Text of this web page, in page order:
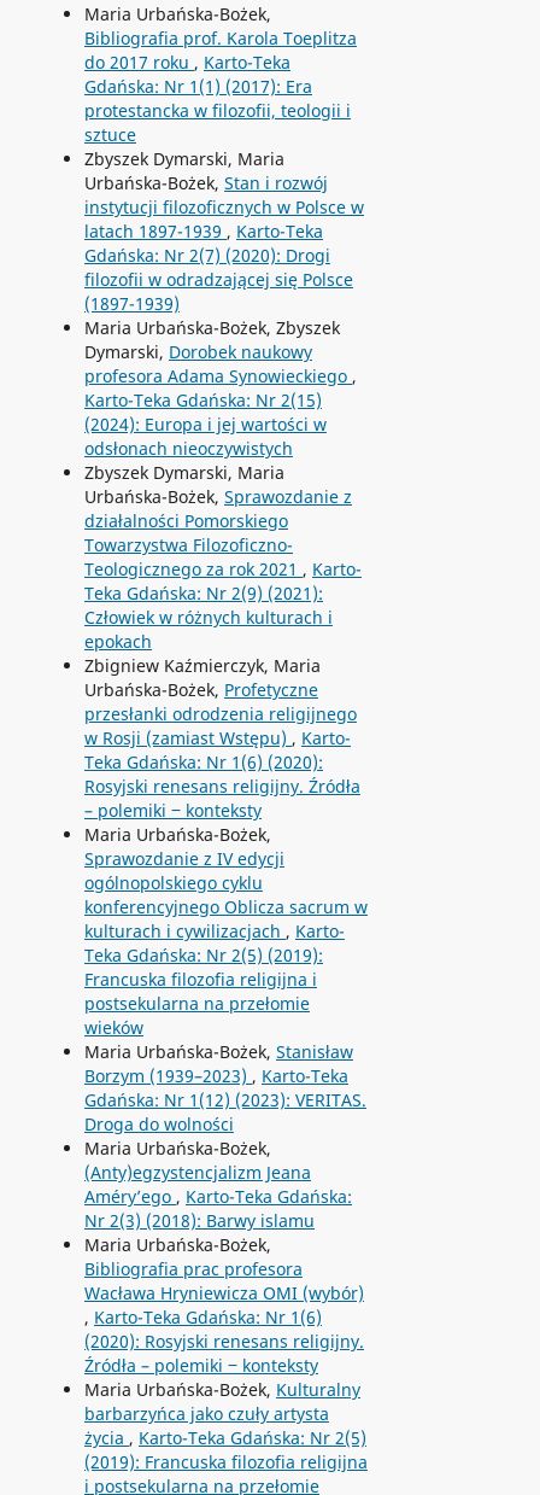
Maria Urbańska-Bożek,
Bibliografia prof. Karola Toeplitza
do 2017 roku , Karto-Teka
Gdańska: Nr 1(1) (2017): Era
protestancka w filozofii, teologii i
sztuce
Zbyszek Dymarski, Maria
Urbańska-Bożek, Stan i rozwój
instytucji filozoficznych w Polsce w
latach 1897-1939 , Karto-Teka
Gdańska: Nr 2(7) (2020): Drogi
filozofii w odradzającej się Polsce
(1897-1939)
Maria Urbańska-Bożek, Zbyszek
Dymarski, Dorobek naukowy
profesora Adama Synowieckiego ,
Karto-Teka Gdańska: Nr 2(15)
(2024): Europa i jej wartości w
odsłonach nieoczywistych
Zbyszek Dymarski, Maria
Urbańska-Bożek, Sprawozdanie z
działalności Pomorskiego
Towarzystwa Filozoficzno-
Teologicznego za rok 2021 , Karto-
Teka Gdańska: Nr 2(9) (2021):
Człowiek w różnych kulturach i
epokach
Zbigniew Kaźmierczyk, Maria
Urbańska-Bożek, Profetyczne
przesłanki odrodzenia religijnego
w Rosji (zamiast Wstępu) , Karto-
Teka Gdańska: Nr 1(6) (2020):
Rosyjski renesans religijny. Źródła
– polemiki ‒ konteksty
Maria Urbańska-Bożek,
Sprawozdanie z IV edycji
ogólnopolskiego cyklu
konferencyjnego Oblicza sacrum w
kulturach i cywilizacjach , Karto-
Teka Gdańska: Nr 2(5) (2019):
Francuska filozofia religijna i
postsekularna na przełomie
wieków
Maria Urbańska-Bożek, Stanisław
Borzym (1939–2023) , Karto-Teka
Gdańska: Nr 1(12) (2023): VERITAS.
Droga do wolności
Maria Urbańska-Bożek,
(Anty)egzystencjalizm Jeana
Améry’ego , Karto-Teka Gdańska:
Nr 2(3) (2018): Barwy islamu
Maria Urbańska-Bożek,
Bibliografia prac profesora
Wacława Hryniewicza OMI (wybór)
, Karto-Teka Gdańska: Nr 1(6)
(2020): Rosyjski renesans religijny.
Źródła – polemiki ‒ konteksty
Maria Urbańska-Bożek, Kulturalny
barbarzyńca jako czuły artysta
życia , Karto-Teka Gdańska: Nr 2(5)
(2019): Francuska filozofia religijna
i postsekularna na przełomie